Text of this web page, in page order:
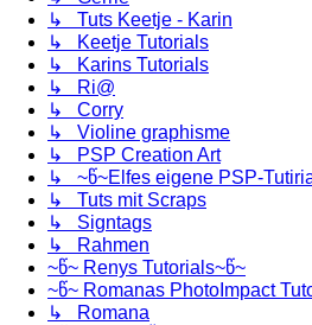
↳ Tuts Keetje - Karin
↳ Keetje Tutorials
↳ Karins Tutorials
↳ Ri@
↳ Corry
↳ Violine graphisme
↳ PSP Creation Art
↳ ~წ~Elfes eigene PSP-
↳ Tuts mit Scraps
↳ Signtags
↳ Rahmen
~წ~ Renys Tutorials~წ~
~წ~ Romanas PhotoImpact
↳ Romana